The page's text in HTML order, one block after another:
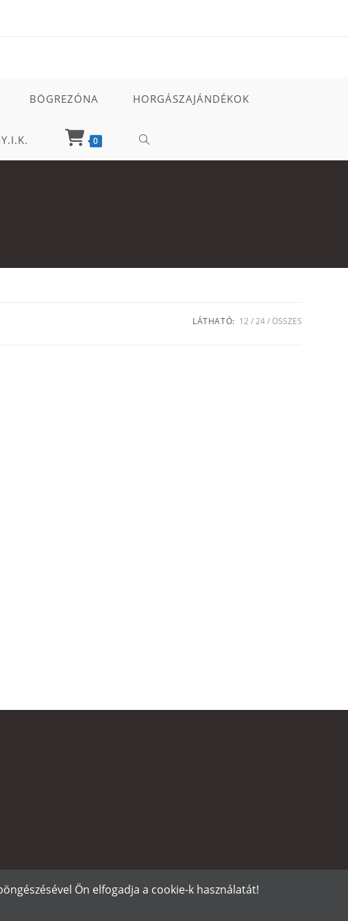
BÖGREZÓNA HORGÁSZAJÁNDÉKOK
0 TOGGLE
LÁTHATÓ: 12 24 ÖSSZES
Ön elfogadja a cookie-k használatát!